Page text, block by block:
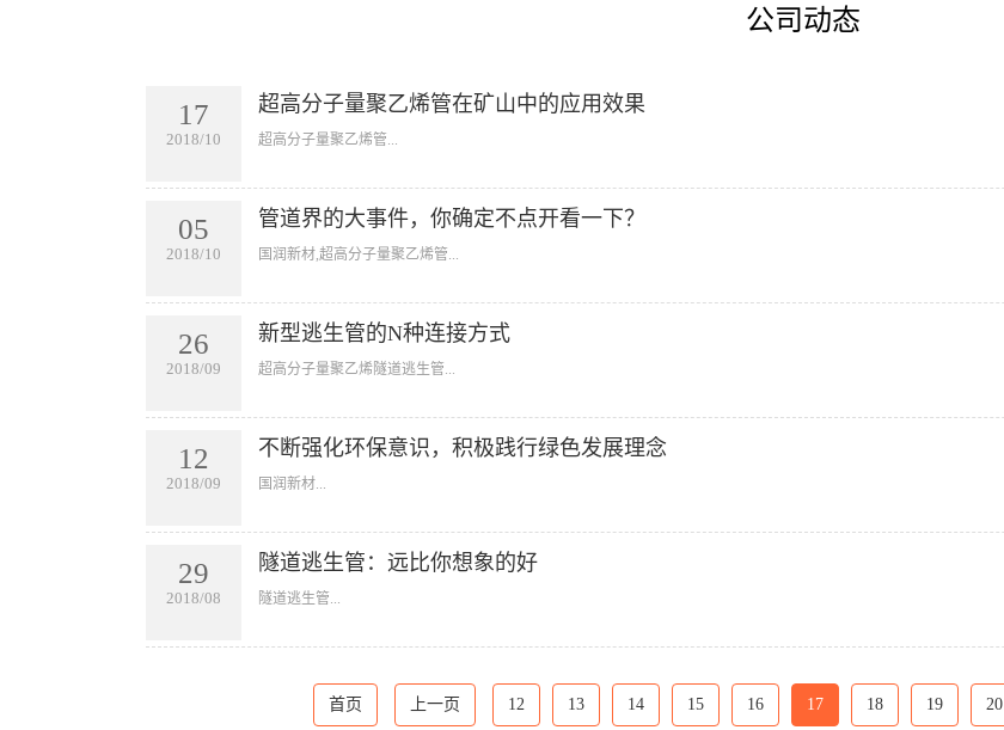
公司动态
17
2018/10
超高分子量聚乙烯管在矿山中的应用效果
​超高分子量聚乙烯管...
05
2018/10
管道界的大事件，你确定不点开看一下？
​国润新材,超高分子量聚乙烯管...
26
2018/09
新型逃生管的N种连接方式
​超高分子量聚乙烯隧道逃生管...
12
2018/09
不断强化环保意识，积极践行绿色发展理念
​国润新材...
29
2018/08
隧道逃生管：远比你想象的好
​隧道逃生管...
首页 上一页 12 13 14 15 16 17 18 19 20